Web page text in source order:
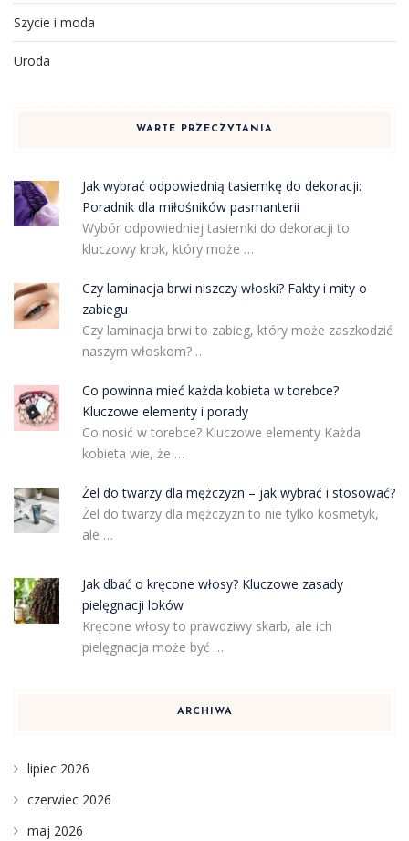
Szycie i moda
Uroda
WARTE PRZECZYTANIA
Jak wybrać odpowiednią tasiemkę do dekoracji:
Poradnik dla miłośników pasmanterii
Wybór odpowiedniej tasiemki do dekoracji to
kluczowy krok, który może …
Czy laminacja brwi niszczy włoski? Fakty i mity o
zabiegu
Czy laminacja brwi to zabieg, który może zaszkodzić
naszym włoskom? …
Co powinna mieć każda kobieta w torebce?
Kluczowe elementy i porady
Co nosić w torebce? Kluczowe elementy Każda
kobieta wie, że …
Żel do twarzy dla mężczyzn – jak wybrać i stosować?
Żel do twarzy dla mężczyzn to nie tylko kosmetyk,
ale …
Jak dbać o kręcone włosy? Kluczowe zasady
pielęgnacji loków
Kręcone włosy to prawdziwy skarb, ale ich
pielęgnacja może być …
ARCHIWA
lipiec 2026
czerwiec 2026
maj 2026